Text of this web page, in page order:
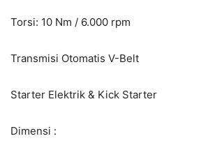
Torsi: 10 Nm / 6.000 rpm
Transmisi Otomatis V-Belt
Starter Elektrik & Kick Starter
Dimensi :